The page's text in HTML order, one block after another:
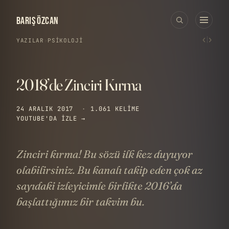
BARIŞ ÖZCAN
YAZILAR PSIKOLOJI ‹ ›
2018’de Zinciri Kırma
24 ARALIK 2017 ·
1.061 KELIME
YOUTUBE'DA IZLE →
Zinciri kırma! Bu sözü ilk kez duyuyor
olabilirsiniz. Bu kanalı takip eden çok az
sayıdaki izleyicimle birlikte 2016’da
başlattığımız bir takvim bu.